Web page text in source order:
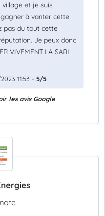
village et je suis
à vanter cette
pas du tout cette
Je peux donc
VIVEMENT LA SARL
11:53 - 5/5
les avis Google